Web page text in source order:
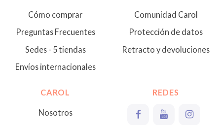
Cómo comprar
Preguntas Frecuentes
Sedes - 5 tiendas
Envíos internacionales
Comunidad Carol
Protección de datos
Retracto y devoluciones
CAROL
Nosotros
REDES